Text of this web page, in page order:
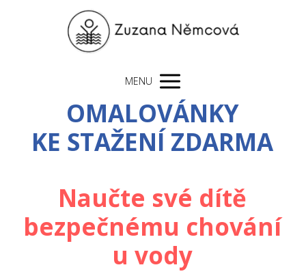
MENU
OMALOVÁNKY
KE STAŽENÍ ZDARMA
Naučte své dítě
bezpečnému chování
u vody